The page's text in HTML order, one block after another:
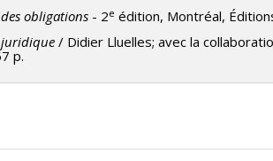
obligations - 2e édition, Montréal,
juridique / Didier Lluelles; avec la
p.